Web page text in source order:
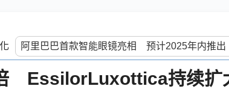
EssilorLuxottica持续扩